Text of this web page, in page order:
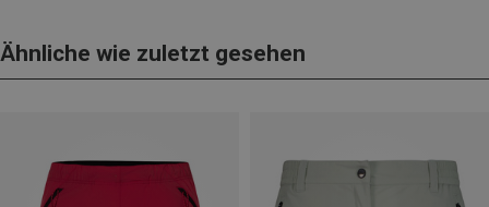
Ähnliche wie zuletzt gesehen